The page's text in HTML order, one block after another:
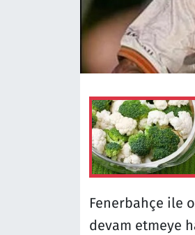
Fenerbahçe ile
devam etmeye